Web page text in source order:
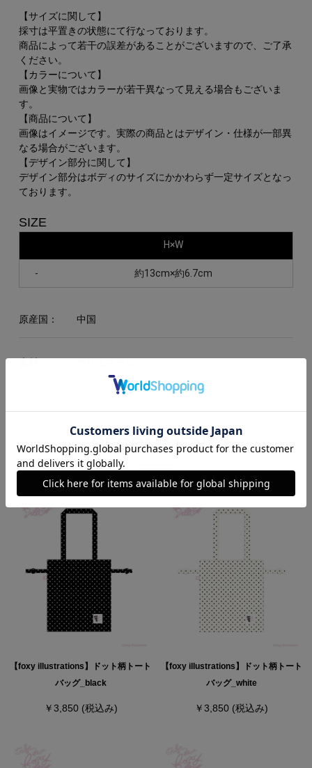
【サイズに関して】
採寸は平置きの状態にて行なっております。
商品によって若干の誤差があることがございますので、ご了承
ください。
【カラーについて】
画像と実物ではカラーが若干異なって見える場合もございま
す。
【商品について】
画像はイメージです。実際の商品とはデザイン・仕様が一部異
なる場合がございます。
【デザイン部分に関して】
デザイン部分はボディのサイズにかかわらず一定サイズとなっ
ております。
SIZE
H×W
- 約13cm×約6.7cm
原産国： 中国
RECOMMEND
【foxy illustrations】ドット柄トート
バッグ_black
￥3,850 (税込み)
【foxy illustrations】ドット柄トート
バッグ_white
￥3,850 (税込み)